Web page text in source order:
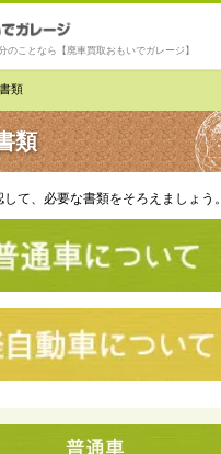
のことなら【廃車買取おもいでガレージ】
類
類
て、必要な書類をそろえましょう。